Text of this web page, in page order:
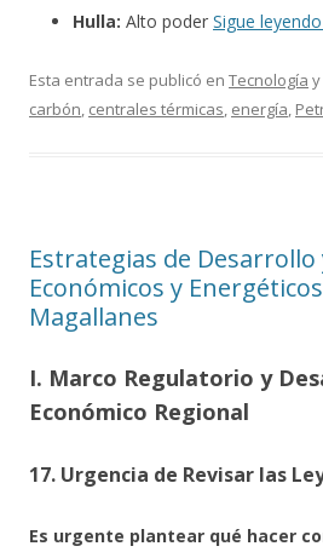
Hulla: Alto poder Sigue leyendo
Esta entrada se publicó en Tecnología
carbón, centrales térmicas, energía,
Estrategias de Desarrollo
Económicos y
Magallanes
I. Marco Regulatorio y
Económico Regional
17. Urgencia de Revisar las
Es urgente plantear qué hacer